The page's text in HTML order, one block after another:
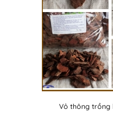
Vỏ thông trồng